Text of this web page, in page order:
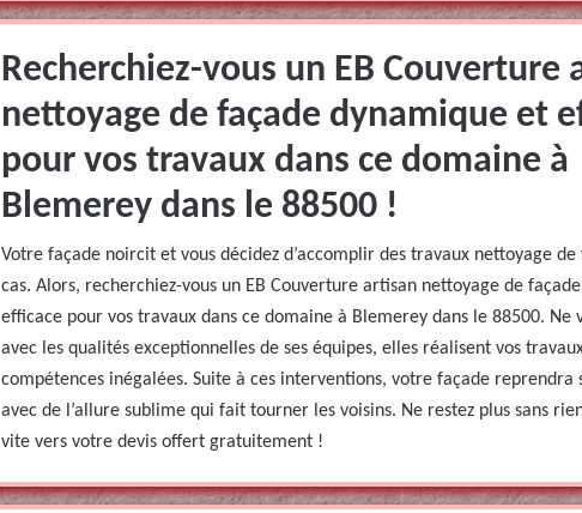
Recherchiez-vous un EB Couverture
nettoyage de façade dynamique et
pour vos travaux dans ce domaine à
Blemerey dans le 88500 !
Votre façade noircit et vous décidez d’accomplir des travaux nettoyage de
cas. Alors, recherchiez-vous un EB Couverture artisan nettoyage de
efficace pour vos travaux dans ce domaine à Blemerey dans le 88500. Ne
avec les qualités exceptionnelles de ses équipes, elles réalisent vos
compétences inégalées. Suite à ces interventions, votre façade reprendra
avec de l’allure sublime qui fait tourner les voisins. Ne restez plus sans
vite vers votre devis offert gratuitement !